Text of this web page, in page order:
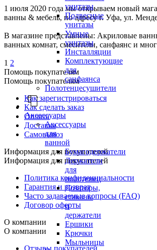
унитазы
Подвесные
унитазы
Умные
унитазы
Инсталляции
Комплектующие
для
санфаянса
Полотенцесушители
Аксессуары
Аксессуары
для
ванной
Бумагодержатели
Держатели
для
полотенец
Дозаторы,
стаканы
и
держатели
Ершики
Крючки
Мыльницы
1 июля 2020 года мы открываем новый
ванны & мебель, по адресу г. Уфа, ул.
В магазине представлены: Акриловые
ванных комнат, смесители, санфаянс и
1 2
Помощь покупателям
Помощь покупателям
Как зарегистрироваться
Как сделать заказ
Оплата
Доставка
Самовывоз
Информация для покупателей
Информация для покупателей
Политика конфиденциальности
Гарантия и возврат
Часто задаваемые вопросы (FAQ)
Договор оферты
О компании
О компании
Отзывы покупателей